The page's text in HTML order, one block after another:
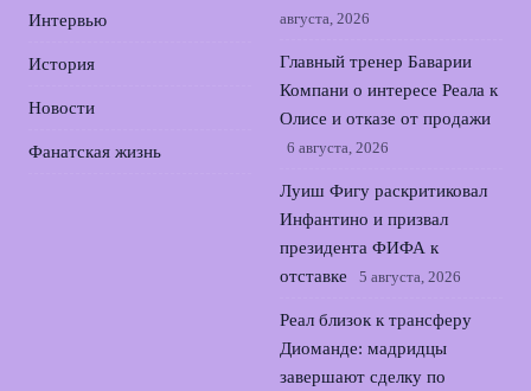
Интервью
История
Новости
Фанатская жизнь
августа, 2026
Главный тренер Баварии
Компани о интересе Реала к
Олисе и отказе от продажи
6 августа, 2026
Луиш Фигу раскритиковал
Инфантино и призвал
президента ФИФА к
отставке
5 августа, 2026
Реал близок к трансферу
Диоманде: мадридцы
завершают сделку по